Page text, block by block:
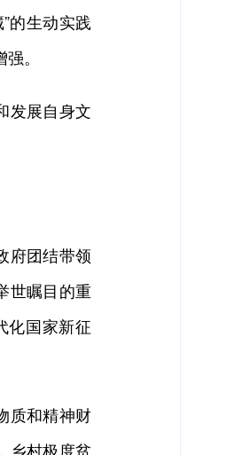
的生动实践
。
发展自身文
府团结带领
世瞩目的重
化国家新征
质和精神财
乡村极度贫